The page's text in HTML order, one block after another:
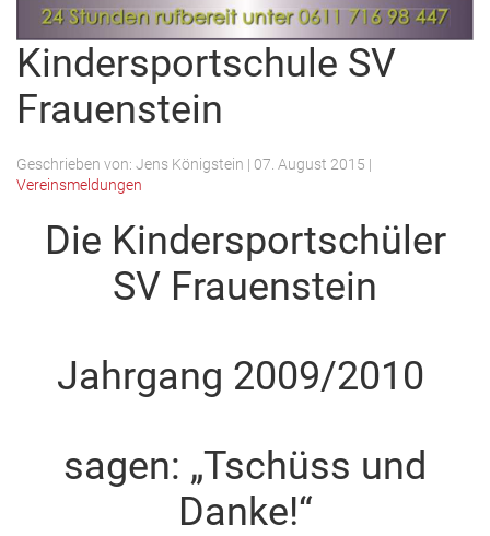
Kindersportschule SV
Frauenstein
Geschrieben von: Jens Königstein | 07. August 2015 |
Vereinsmeldungen
Die Kindersportschüler
SV Frauenstein
Jahrgang 2009/2010
sagen: „Tschüss und
Danke!“